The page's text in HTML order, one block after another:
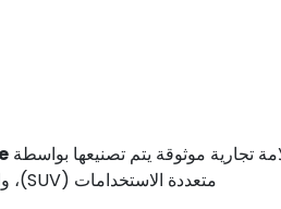
تجارية موثوقة يتم تصنيعها بواسطة
متعددة الاستخدامات (SUV)، والكروس أوفر، حيث توفر ثباتًا ممتازًا، وتحكمًا موثوقًا، وراحة أثناء القيادة على مختلف الطرق في المملكة العربية السعودية.